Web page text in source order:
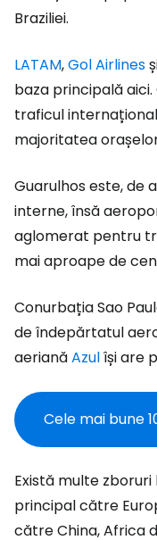
Braziliei.
LATAM,Gol Airlines
baza principală
traficul
majoritatea
Guarulhos este, de
interne, însă
aglomerat pentru
mai aproape de
Conurbația Sao
de îndepărtatul
aerianăAzulîși are
Cele mai bune
Există multe zboruri
principal către
către China, Africa